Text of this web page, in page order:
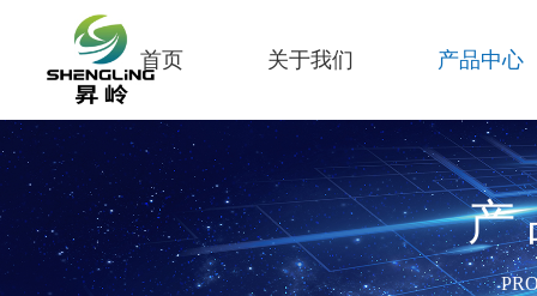
首页 关于我们 产品中心